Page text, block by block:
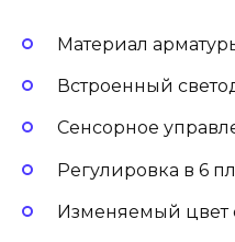
Материал
Встроенный
Сенсорное
Регулировка в 6
Изменяемый цвет